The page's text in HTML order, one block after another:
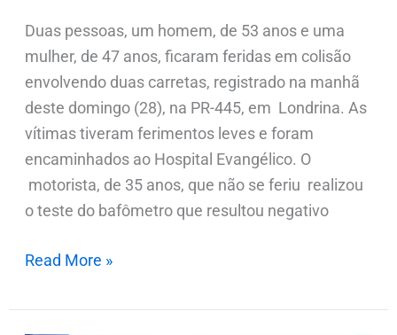
Duas pessoas, um homem, de 53 anos e uma
mulher, de 47 anos, ficaram feridas em colisão
envolvendo duas carretas, registrado na manhã
deste domingo (28), na PR-445, em Londrina. As
vítimas tiveram ferimentos leves e foram
encaminhados ao Hospital Evangélico. O
motorista, de 35 anos, que não se feriu realizou
o teste do bafômetro que resultou negativo
Read More »